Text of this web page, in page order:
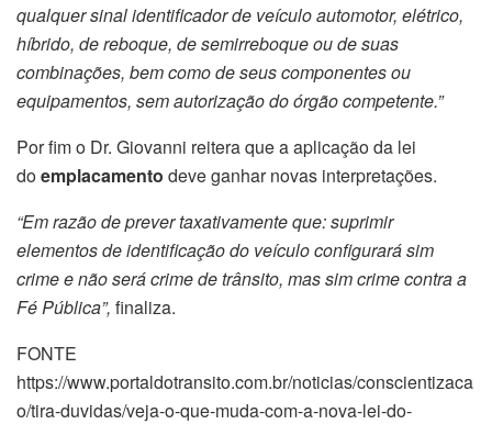
qualquer sinal identificador de veículo automotor, elétrico,
híbrido, de reboque, de semirreboque ou de suas
combinações, bem como de seus componentes ou
equipamentos, sem autorização do órgão competente.”
Por fim o Dr. Giovanni reitera que a aplicação da lei
doemplacamento deve ganhar novas interpretações.
“Em razão de prever taxativamente que: suprimir
elementos de identificação do veículo configurará sim
crime e não será crime de trânsito, mas sim crime contra a
Fé Pública”, finaliza.
FONTE
https://www.portaldotransito.com.br/noticias/conscientizaca
o/tira-duvidas/veja-o-que-muda-com-a-nova-lei-do-